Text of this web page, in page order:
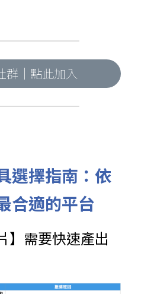
群｜點此加入
選擇指南：依
合適的平台
】需要快速產出